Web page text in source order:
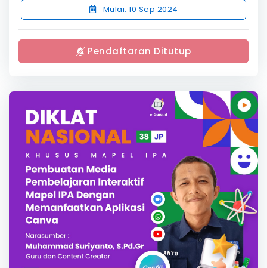
Mulai: 10 Sep 2024
Pendaftaran Ditutup